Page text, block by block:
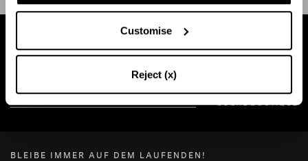
Customise
Reject (x)
Finden Sie eine boutique in Ihrer Nähe
SUCHE BOUTIQUE
BLEIBE IMMER AUF DEM LAUFENDEN!